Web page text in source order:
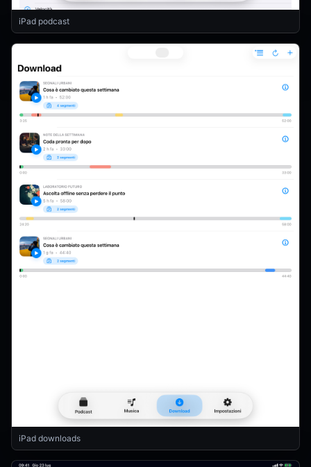
iPad podcast
iPad downloads